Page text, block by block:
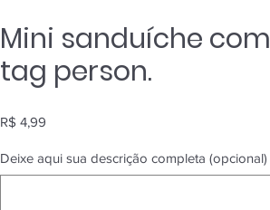
Mini sanduíche com
tag person.
R$ 4,99
Deixe aqui sua descrição completa (opcional)